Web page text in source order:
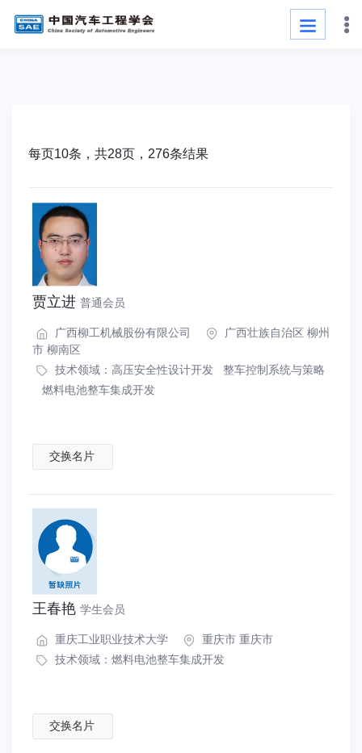
每页10条，共28页，276条结果
贾立进 普通会员
广西柳工机械股份有限公司
广西壮族自治区 柳州
市 柳南区
技术领域： 高压安全性设计开发 整车控制系统与策略
燃料电池整车集成开发
交换名片
王春艳 学生会员
重庆工业职业技术大学
重庆市 重庆市
技术领域： 燃料电池整车集成开发
交换名片